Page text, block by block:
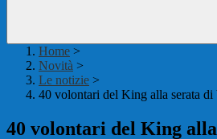
Home >
Novità >
Le notizie >
40 volontari del King alla serata di
40 volontari del King